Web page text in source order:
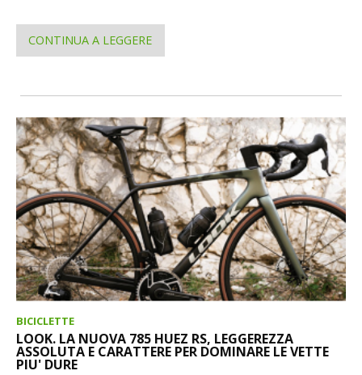
CONTINUA A LEGGERE
BICICLETTE
LOOK. LA NUOVA 785 HUEZ RS, LEGGEREZZA
ASSOLUTA E CARATTERE PER DOMINARE LE VETTE
PIU' DURE